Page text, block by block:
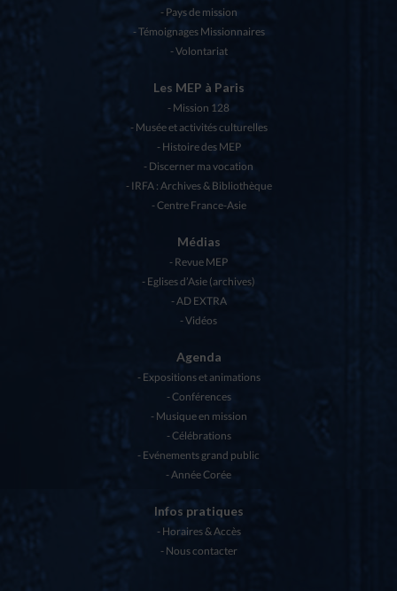
Pays de mission
Témoignages Missionnaires
Volontariat
Les MEP à Paris
Mission 128
Musée et activités culturelles
Histoire des MEP
Discerner ma vocation
IRFA : Archives & Bibliothèque
Centre France-Asie
Médias
Revue MEP
Eglises d’Asie (archives)
AD EXTRA
Vidéos
Agenda
Expositions et animations
Conférences
Musique en mission
Célébrations
Evénements grand public
Année Corée
Infos pratiques
Horaires & Accès
Nous contacter